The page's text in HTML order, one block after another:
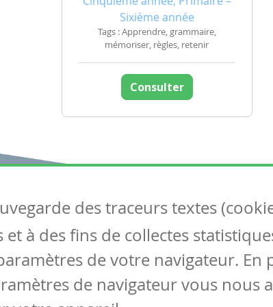
Sixième année
Tags : Apprendre, grammaire,
mémoriser, règles, retenir
Consulter
Articles
Tous les articles
Articles DYS
Circulaires
des traceurs textes
à des fins de collectes
de votre navigateur.
de navigateur vous nous